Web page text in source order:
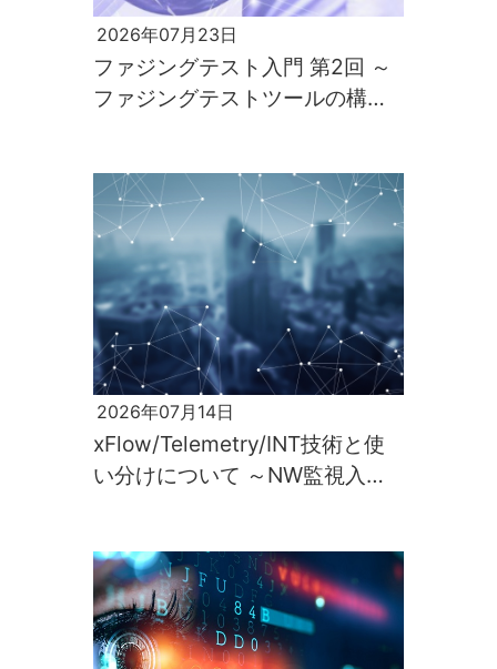
2026年07月23日
ファジングテスト入門 第2回 ～
ファジングテストツールの構築
2026年07月14日
xFlow/Telemetry/INT技術と使
い分けについて ～NW監視入門